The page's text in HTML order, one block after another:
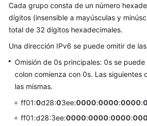
Facturación
Clúster
Nodo
Grupo
de
Carga
Cada grupo consta de un número
dígitos (insensible a mayúsculas y
total de 32 dígitos hexadecimales.
Una dirección IPv6 se puede omitir de
Omisión de 0s principales: 0s se
colon comienza con 0s. Las siguientes
las mismas.
ff01:0d28:03ee:0000:0000:0000:
ff01:d28:3ee:0000:0000:0000: